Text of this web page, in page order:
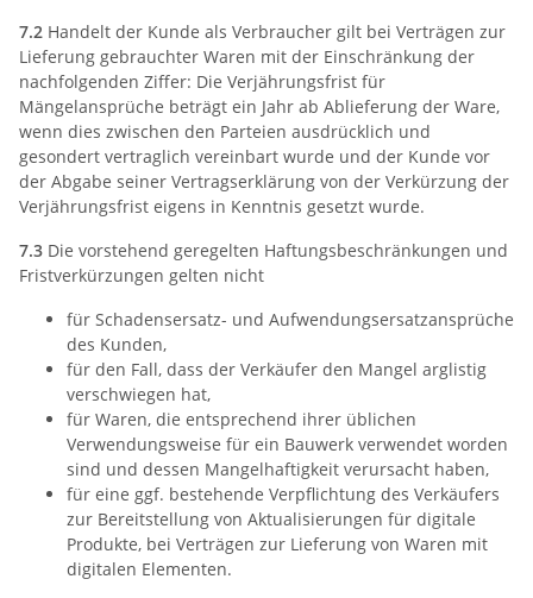
7.2 Handelt der Kunde als Verbraucher gilt bei Verträgen zur
Lieferung gebrauchter Waren mit der Einschränkung der
nachfolgenden Ziffer: Die Verjährungsfrist für
Mängelansprüche beträgt ein Jahr ab Ablieferung der Ware,
wenn dies zwischen den Parteien ausdrücklich und
gesondert vertraglich vereinbart wurde und der Kunde vor
der Abgabe seiner Vertragserklärung von der Verkürzung der
Verjährungsfrist eigens in Kenntnis gesetzt wurde.
7.3 Die vorstehend geregelten Haftungsbeschränkungen und
Fristverkürzungen gelten nicht
für Schadensersatz- und Aufwendungsersatzansprüche
des Kunden,
für den Fall, dass der Verkäufer den Mangel arglistig
verschwiegen hat,
für Waren, die entsprechend ihrer üblichen
Verwendungsweise für ein Bauwerk verwendet worden
sind und dessen Mangelhaftigkeit verursacht haben,
für eine ggf. bestehende Verpflichtung des Verkäufers
zur Bereitstellung von Aktualisierungen für digitale
Produkte, bei Verträgen zur Lieferung von Waren mit
digitalen Elementen.